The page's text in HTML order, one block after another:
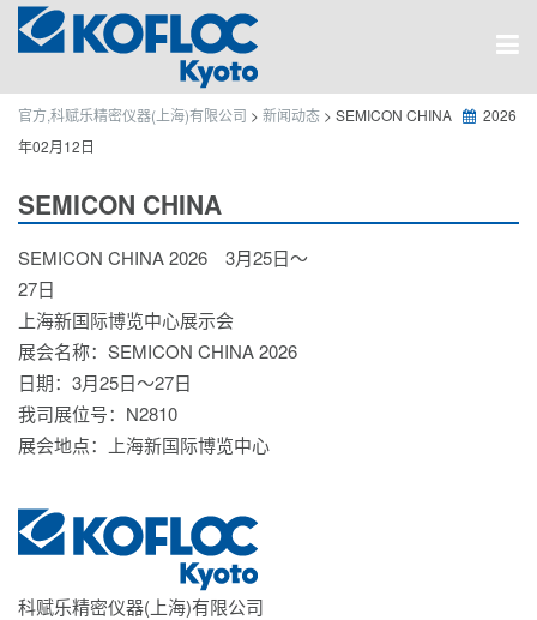
官方,科赋乐精密仪器(上海)有限公司 > 新闻动态 > SEMICON CHINA
2026
年02月12日
SEMICON CHINA
SEMICON CHINA 2026 3月25日～
27日
上海新国际博览中心展示会
展会名称：SEMICON CHINA 2026
日期：3月25日～27日
我司展位号：N2810
展会地点：上海新国际博览中心
科赋乐精密仪器(上海)有限公司